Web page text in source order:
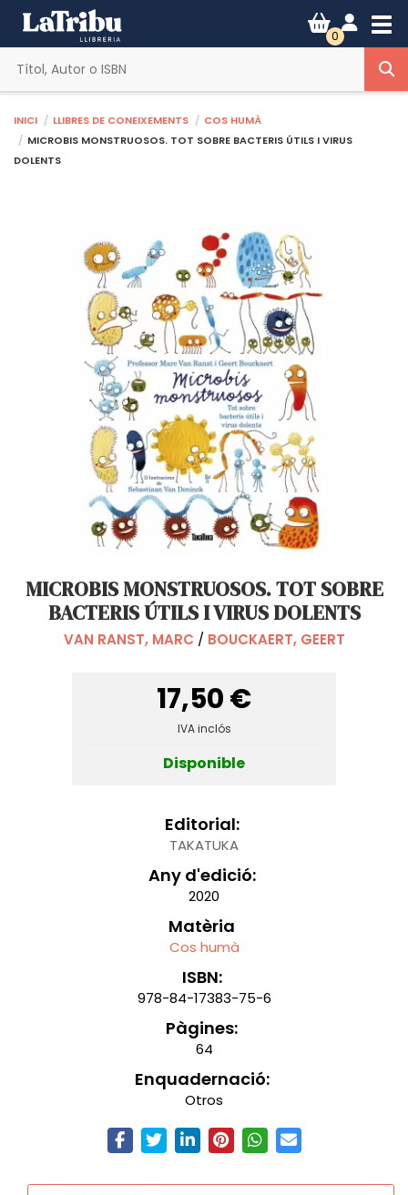
0
Inici Llibres de coneixements
Cos humà
MICROBIS MONSTRUOSOS. TOT SOBRE BACTERIS ÚTILS I VIRUS
DOLENTS
MICROBIS MONSTRUOSOS. TOT SOBRE
BACTERIS ÚTILS I VIRUS DOLENTS
VAN RANST, MARC / BOUCKAERT, GEERT
17,50 €
IVA inclós
Disponible
Editorial:
TAKATUKA
Any d'edició:
2020
Matèria
Cos humà
ISBN:
978-84-17383-75-6
Pàgines:
64
Enquadernació:
Otros